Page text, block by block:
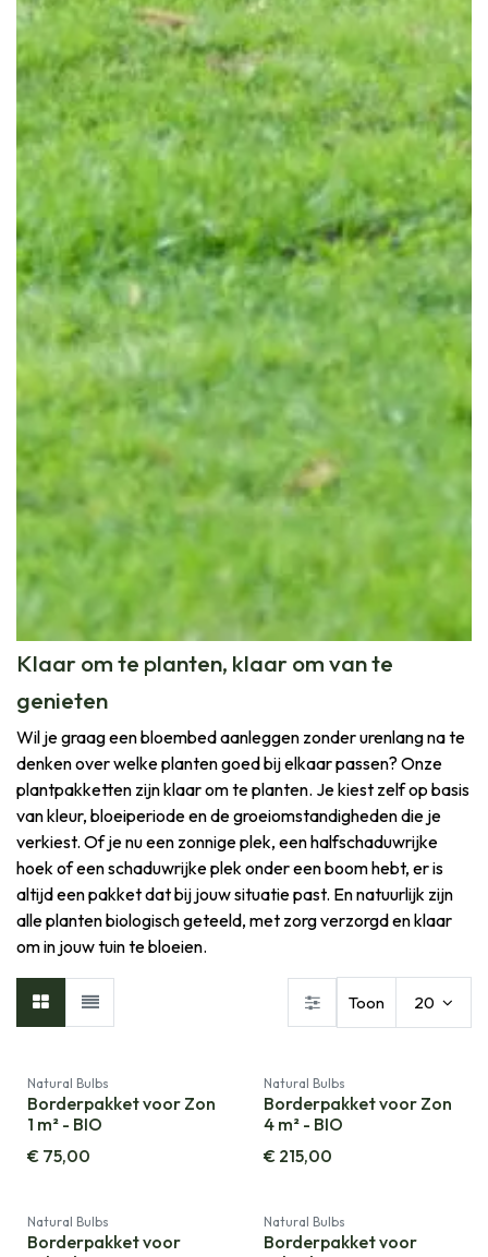
Klaar om te planten, klaar om van te
genieten
Wil je graag een bloembed aanleggen zonder urenlang na te
denken over welke planten goed bij elkaar passen? Onze
plantpakketten zijn klaar om te planten. Je kiest zelf op basis
van kleur, bloeiperiode en de groeiomstandigheden die je
verkiest. Of je nu een zonnige plek, een halfschaduwrijke
hoek of een schaduwrijke plek onder een boom hebt, er is
altijd een pakket dat bij jouw situatie past. En natuurlijk zijn
alle planten biologisch geteeld, met zorg verzorgd en klaar
om in jouw tuin te bloeien.
Toon 20
Natural Bulbs
Borderpakket voor Zon
1 m² - BIO
€ 75,00
Natural Bulbs
Borderpakket voor Zon
4 m² - BIO
€ 215,00
Natural Bulbs
Borderpakket voor
Natural Bulbs
Borderpakket voor